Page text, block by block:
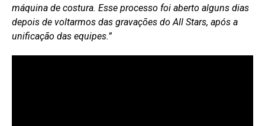
máquina de costura. Esse processo foi aberto alguns dias
depois de voltarmos das gravações do All Stars, após a
unificação das equipes.”